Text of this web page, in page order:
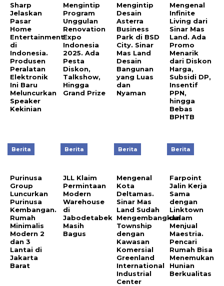
Sharp
Jelaskan
Pasar
Home
Entertainment
di
Indonesia.
Produsen
Peralatan
Elektronik
Ini Baru
Meluncurkan
Speaker
Kekinian
Mengintip
Program
Unggulan
Renovation
Expo
Indonesia
2025. Ada
Pesta
Diskon,
Talkshow,
Hingga
Grand Prize
Mengintip
Desain
Asterra
Business
Park di BSD
City. Sinar
Mas Land
Desain
Bangunan
yang Luas
dan
Nyaman
Mengenal
Infinite
Living dari
Sinar Mas
Land. Ada
Promo
Menarik
dari Diskon
Harga,
Subsidi DP,
Insentif
PPN,
hingga
Bebas
BPHTB
Berita
Purinusa
Group
Luncurkan
Purinusa
Kembangan.
Rumah
Minimalis
Modern 2
dan 3
Lantai di
Jakarta
Barat
Berita
JLL Klaim
Permintaan
Modern
Warehouse
di
Jabodetabek
Masih
Bagus
Berita
Mengenal
Kota
Deltamas.
Sinar Mas
Land Sudah
Mengembangkan
Township
dengan
Kawasan
Komersial
Greenland
International
Industrial
Center
Berita
Farpoint
Jalin Kerja
Sama
dengan
Linktown
dalam
Menjual
Maestria.
Pencari
Rumah Bisa
Menemukan
Hunian
Berkualitas